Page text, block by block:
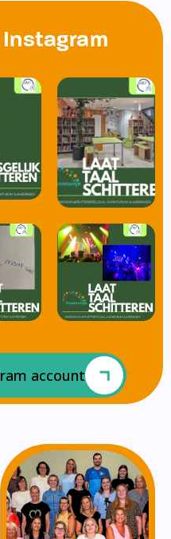
account